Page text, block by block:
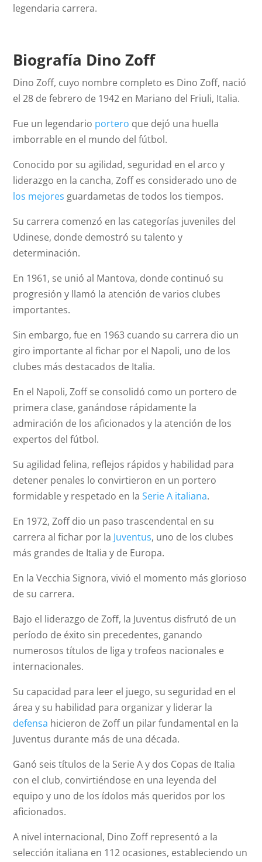
legendaria carrera.
Biografía Dino Zoff
Dino Zoff, cuyo nombre completo es Dino Zoff, nació
el 28 de febrero de 1942 en Mariano del Friuli, Italia.
Fue un legendario portero que dejó una huella
imborrable en el mundo del fútbol.
Conocido por su agilidad, seguridad en el arco y
liderazgo en la cancha, Zoff es considerado uno de
los mejores guardametas de todos los tiempos.
Su carrera comenzó en las categorías juveniles del
Udinese, donde demostró su talento y
determinación.
En 1961, se unió al Mantova, donde continuó su
progresión y llamó la atención de varios clubes
importantes.
Sin embargo, fue en 1963 cuando su carrera dio un
giro importante al fichar por el Napoli, uno de los
clubes más destacados de Italia.
En el Napoli, Zoff se consolidó como un portero de
primera clase, ganándose rápidamente la
admiración de los aficionados y la atención de los
expertos del fútbol.
Su agilidad felina, reflejos rápidos y habilidad para
detener penales lo convirtieron en un portero
formidable y respetado en laSerie A italiana.
En 1972, Zoff dio un paso trascendental en su
carrera al fichar por la Juventus, uno de los clubes
más grandes de Italia y de Europa.
En la Vecchia Signora, vivió el momento más glorioso
de su carrera.
Bajo el liderazgo de Zoff, la Juventus disfrutó de un
período de éxito sin precedentes, ganando
numerosos títulos de liga y trofeos nacionales e
internacionales.
Su capacidad para leer el juego, su seguridad en el
área y su habilidad para organizar y liderar la
defensa hicieron de Zoff un pilar fundamental en la
Juventus durante más de una década.
Ganó seis títulos de la Serie A y dos Copas de Italia
con el club, convirtiéndose en una leyenda del
equipo y uno de los ídolos más queridos por los
aficionados.
A nivel internacional, Dino Zoff representó a la
selección italiana en 112 ocasiones, estableciendo un